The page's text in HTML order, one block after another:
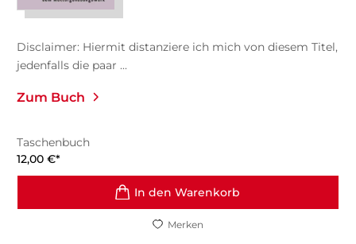
Disclaimer: Hiermit distanziere ich mich von diesem Titel,
jedenfalls die paar ...
Zum Buch
Taschenbuch
12,00 €*
In den Warenkorb
Merken